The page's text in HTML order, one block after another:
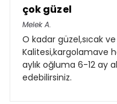
çok güzel
Melek A.
O kadar güzel,sıcak
Kalitesi,kargolamave
aylık oğluma 6-12 ay
edebilirsiniz.